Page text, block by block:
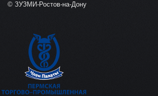
© ЗУЗМИ-Ростов-на-Дону